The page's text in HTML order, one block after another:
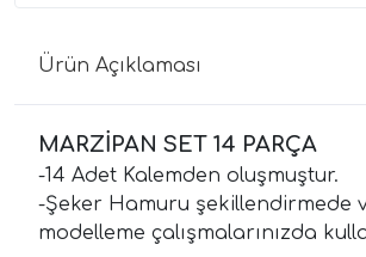
Ürün Açıklaması
MARZİPAN SET 14 PARÇA
-14 Adet Kalemden oluşmuştur.
-Şeker Hamuru şekillendirmede
modelleme çalışmalarınızda